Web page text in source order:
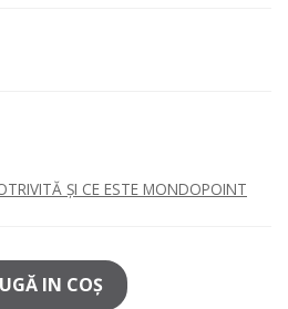
ȘI CE ESTE MONDOPOINT
IN COŞ